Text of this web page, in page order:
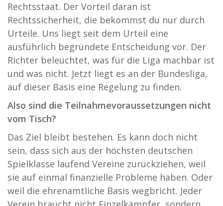
Rechtsstaat. Der Vorteil daran ist
Rechtssicherheit, die bekommst du nur durch
Urteile. Uns liegt seit dem Urteil eine
ausführlich begründete Entscheidung vor. Der
Richter beleuchtet, was für die Liga machbar ist
und was nicht. Jetzt liegt es an der Bundesliga,
auf dieser Basis eine Regelung zu finden.
Also sind die Teilnahmevoraussetzungen nicht
vom Tisch?
Das Ziel bleibt bestehen. Es kann doch nicht
sein, dass sich aus der höchsten deutschen
Spielklasse laufend Vereine zurückziehen, weil
sie auf einmal finanzielle Probleme haben. Oder
weil die ehrenamtliche Basis wegbricht. Jeder